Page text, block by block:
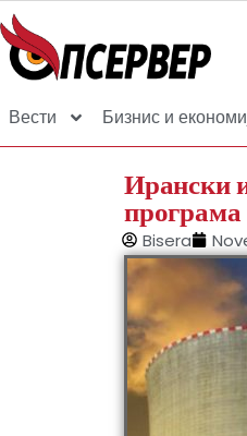
Вести Бизнис и
Ирански
програма
Bisera